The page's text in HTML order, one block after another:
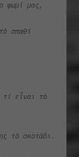
ψωμί μας,
σπαθί
εἶναι τὸ